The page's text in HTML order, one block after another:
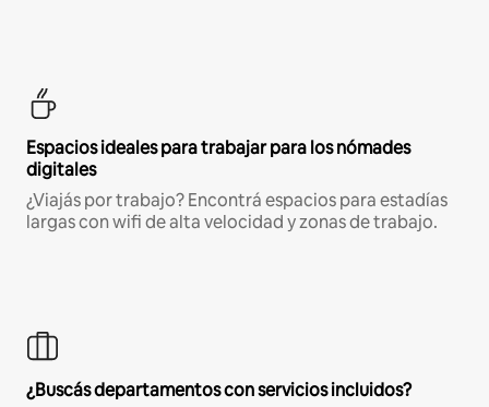
Espacios ideales para trabajar para los nómades
digitales
¿Viajás por trabajo? Encontrá espacios para estadías
largas con wifi de alta velocidad y zonas de trabajo.
¿Buscás departamentos con servicios incluidos?